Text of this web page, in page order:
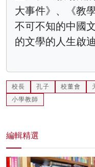
大事件》、《教
不可不知的中國
的文學的人生啟迪
校長 孔子 校董會
小學教師
編輯精選